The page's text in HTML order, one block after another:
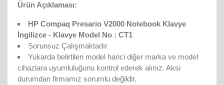
Ürün Açıklaması:
HP Compaq Presario V2000 Notebook Klavye
İngilizce - Klavye Model No : CT1
Sorunsuz Çalışmaktadır
Yukarda belirtilen model harici diğer marka ve model
cihazlara uyumluluğunu kontrol ederek alınız. Aksi
durumdan firmamız sorumlu değildir.